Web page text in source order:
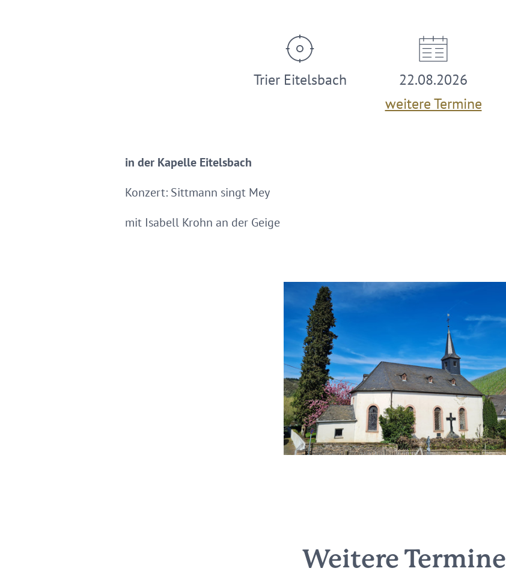
Trier Eitelsbach
22.08.2026
weitere Termine
in der Kapelle Eitelsbach
Konzert: Sittmann singt Mey
mit Isabell Krohn an der Geige
Weitere Termine